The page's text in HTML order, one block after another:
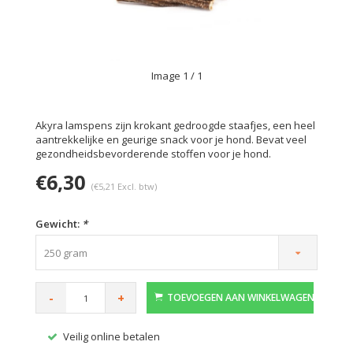
Image 1 / 1
Akyra lamspens zijn krokant gedroogde staafjes, een heel
aantrekkelijke en geurige snack voor je hond. Bevat veel
gezondheidsbevorderende stoffen voor je hond.
€6,30 (€5,21 Excl. btw)
Gewicht: *
250 gram
- + TOEVOEGEN AAN WINKELWAGEN
Veilig online betalen